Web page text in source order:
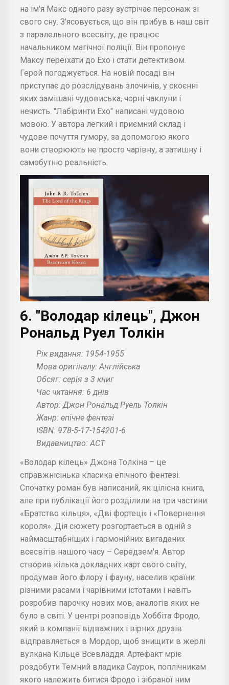
на ім'я Макс одного разу зустрічає персонаж зі
свого сну. З'ясовується, що він прибув в наш світ
з паралельного всесвіту, де працює
начальником магічної поліції. Він пропонує
Максу переїхати до Ехо і стати детективом.
Герой погоджується. На новій посаді він
приступає до розслідувань злочинів, у скоєнні
яких замішані чудовиська, чорні чаклуни і
нечисть. "Лабіринти Ехо" написані чудовою
мовою. У автора легкий і приємний склад і
чудове почуття гумору, за допомогою якого
вони створюють не просто чарівну, а затишну і
самобутню реальність.
6. "Володар кілець", Джон
Рональд Руел Толкін
Рік видання: 1954-1955
Мова оригіналу: Англійська
Обсяг: серія з 3 книг
Час читання: 6 днів
Автор: Джон Рональд Руель Толкін
Жанр: епічне фентезі
ISBN: 978-5-17-154201-6
Видавництво: АСТ
«Володар кілець» Джона Толкіна – це
справжнісінька класика епічного фентезі.
Спочатку роман був написаний, як цілісна книга,
але при публікації його розділили на три частини:
«Братство кільця», «Дві фортеці» і «Повернення
короля». Дія сюжету розгортається в одній з
наймасштабніших і гармонійних вигаданих
всесвітів нашого часу – Середзем'я. Автор
створив кілька докладних карт свого світу,
продумав його флору і фауну, населив країни
різними расами і чарівними істотами і навіть
розробив парочку нових мов, аналогів яких не
було в світі. У центрі розповідь Хоббіта Фродо,
який в компанії відважних і вірних друзів
відправляється в Мордор, щоб знищити в жерлі
вулкана Кільце Всевладдя. Артефакт мріє
роздобути Темний владика Саурон, поплічникам
якого належить битися Фродо і зібраної ним